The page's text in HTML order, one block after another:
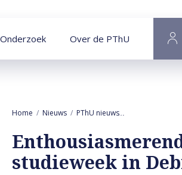
Onderzoek Over de PThU
Home Nieuws PThU nieuws
studieweek in